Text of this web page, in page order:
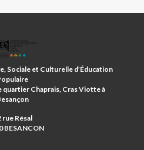
SPORTIVE
ET
D'EDUCATION
POPULAIRE
Sociale et Culturelle d’Éducation
quartier Chaprais, Cras Viotte à
rue Résal
BESANCON